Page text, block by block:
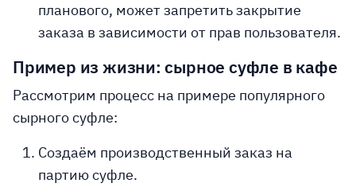
планового, может запретить закрытие
заказа в зависимости от прав пользователя.
Пример из жизни: сырное суфле в кафе
Рассмотрим процесс на примере популярного
сырного суфле:
Создаём производственный заказ на
партию суфле.